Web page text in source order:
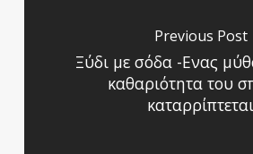
Previous Post
Ξύδι με σόδα -Ενας
καθαριότητα του
καταρρίπτεται